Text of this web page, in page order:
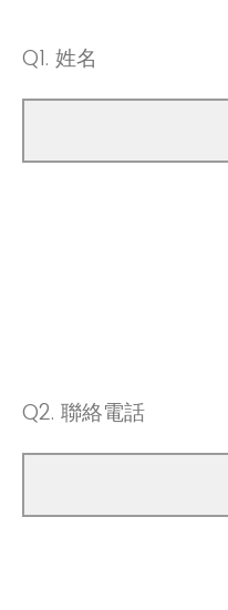
Q1. 姓名
Q2. 聯絡電話